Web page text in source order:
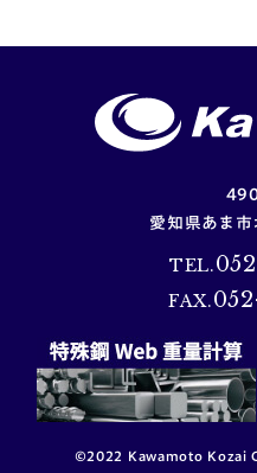
愛知県あま市
TEL.
FAX.
©2022 Kawamoto Kozai